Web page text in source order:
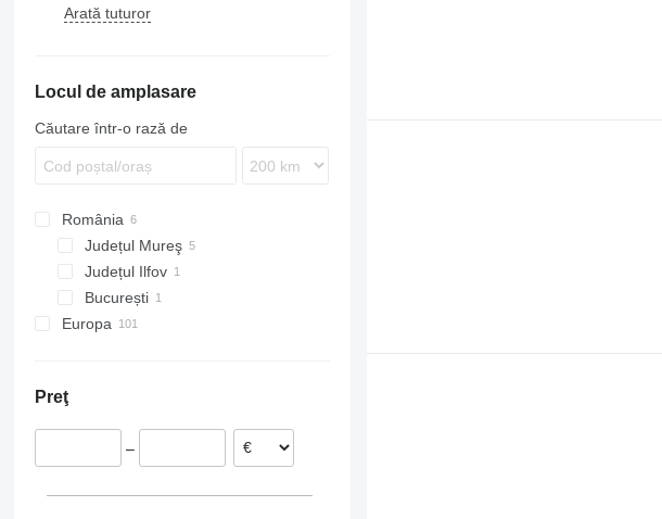
Travego
B-series
B10
Arată tuturor
Locul de amplasare
Căutare într-o rază de
România
Județul Mureş
Județul Ilfov
București
Europa
Preţ
–